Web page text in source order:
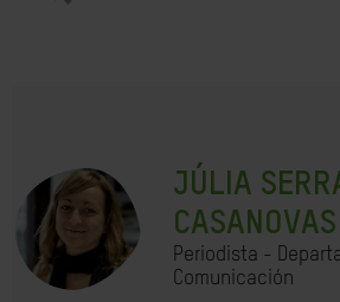
JÚLIA
CASANOVAS
Periodista -
Comunicación